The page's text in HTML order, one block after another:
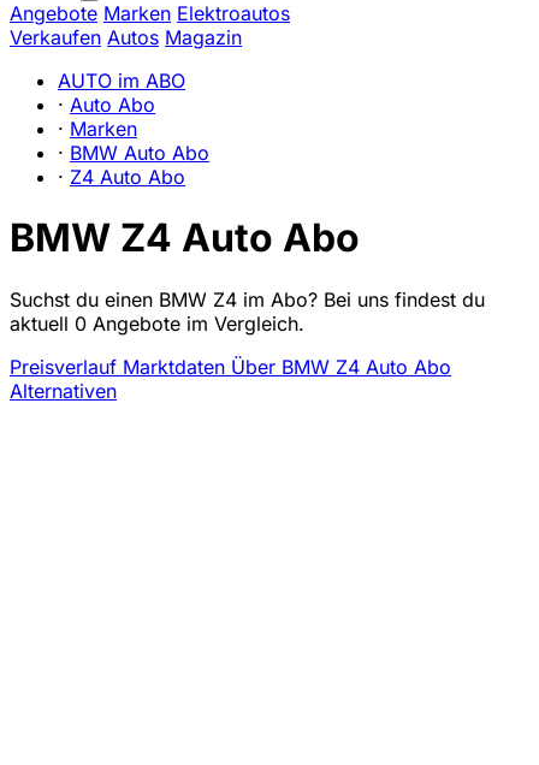
Angebote Marken Elektroautos
Verkaufen Autos Magazin
AUTO im ABO
· Auto Abo
· Marken
· BMW Auto Abo
· Z4 Auto Abo
BMW Z4 Auto Abo
Suchst du einen BMW Z4 im Abo? Bei uns findest du
aktuell 0 Angebote im Vergleich.
Preisverlauf Marktdaten Über BMW Z4 Auto Abo
Alternativen